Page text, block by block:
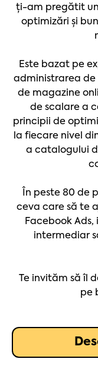
ți-am pregătit
optimizări și
Este bazat pe
administrarea
de magazine
de scalare a
principii de
la fiecare nivel
a catalogului
În peste 80 de
ceva care să te
Facebook
intermediar
Te invităm să îl
pe